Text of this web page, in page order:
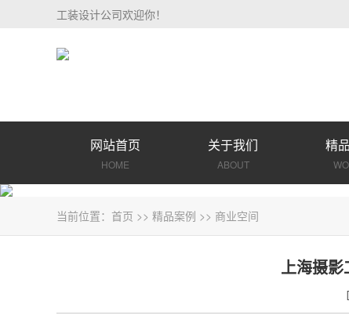
工装设计公司欢迎你！
网站首页
HOME
关于我们
ABOUT
精
当前位置： 首页 >> 精品案例 >> 商业空间
上海摄